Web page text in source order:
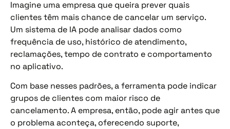
Imagine uma empresa que queira prever quais
clientes têm mais chance de cancelar um serviço.
Um sistema de IA pode analisar dados como
frequência de uso, histórico de atendimento,
reclamações, tempo de contrato e comportamento
no aplicativo.
Com base nesses padrões, a ferramenta pode indicar
grupos de clientes com maior risco de
cancelamento. A empresa, então, pode agir antes que
o problema aconteça, oferecendo suporte,